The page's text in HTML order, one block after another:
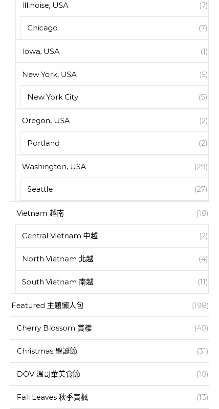
Illinoise, USA (7)
Chicago (7)
Iowa, USA (1)
New York, USA (5)
New York City (5)
Oregon, USA (2)
Portland (2)
Washington, USA (29)
Seattle (27)
Vietnam 越南 (18)
Central Vietnam 中越 (2)
North Vietnam 北越 (4)
South Vietnam 南越 (11)
Featured 主題懶人包 (198)
Cherry Blossom 賞櫻 (40)
Christmas 聖誕節 (31)
DOV 溫哥華美食節 (10)
Fall Leaves 秋季賞楓 (13)